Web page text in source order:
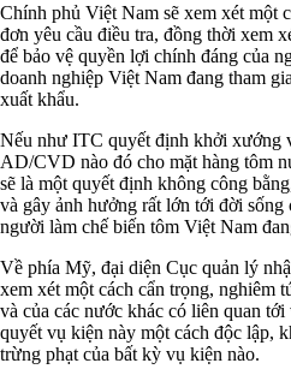
Chính phủ Việt Nam sẽ xem xét một
đơn yêu cầu điều tra, đồng thời xem
để bảo vệ quyền lợi chính đáng của
doanh nghiệp Việt Nam đang tham
xuất khẩu.
Nếu như ITC quyết định khởi xướng
AD/CVD nào đó cho mặt hàng tôm
sẽ là một quyết định không công
và gây ảnh hưởng rất lớn tới đời sống
người làm chế biến tôm Việt Nam
Về phía Mỹ, đại diện Cục quản lý
xem xét một cách cẩn trọng, nghiêm
và của các nước khác có liên quan
quyết vụ kiện này một cách độc lập,
trừng phạt của bất kỳ vụ kiện nào.